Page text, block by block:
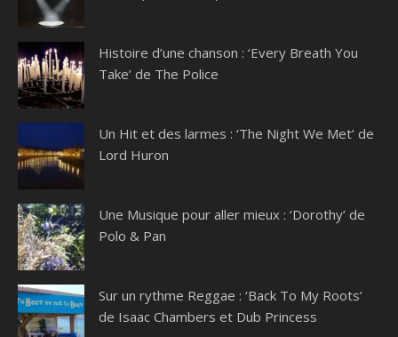
Histoire d’une chanson : ‘Every Breath You
Take’ de The Police
Un Hit et des larmes : ‘The Night We Met’ de
Lord Huron
Une Musique pour aller mieux : ‘Dorothy’ de
Polo & Pan
Sur un rythme Reggae : ‘Back To My Roots’
de Isaac Chambers et Dub Princess